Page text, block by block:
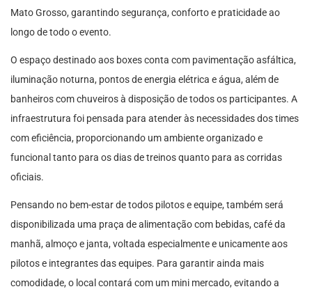
Mato Grosso, garantindo segurança, conforto e praticidade ao
longo de todo o evento.
O espaço destinado aos boxes conta com pavimentação asfáltica,
iluminação noturna, pontos de energia elétrica e água, além de
banheiros com chuveiros à disposição de todos os participantes. A
infraestrutura foi pensada para atender às necessidades dos times
com eficiência, proporcionando um ambiente organizado e
funcional tanto para os dias de treinos quanto para as corridas
oficiais.
Pensando no bem-estar de todos pilotos e equipe, também será
disponibilizada uma praça de alimentação com bebidas, café da
manhã, almoço e janta, voltada especialmente e unicamente aos
pilotos e integrantes das equipes. Para garantir ainda mais
comodidade, o local contará com um mini mercado, evitando a